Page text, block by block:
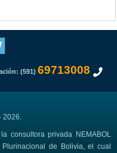
(591) 69713008
2026.
consultora privada NEMABOL
de Bolivia, el cual